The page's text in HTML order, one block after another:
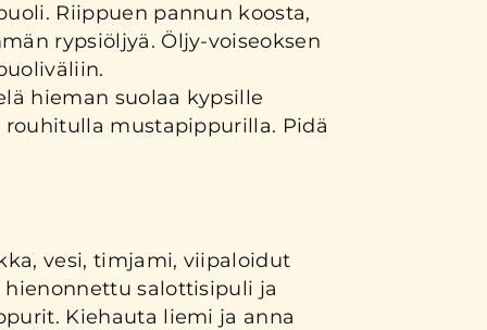
Riippuen pannun koosta,
rypsiöljyä. Öljy-voiseoksen
hieman suolaa kypsille
mustapippurilla. Pidä
vesi, timjami, viipaloidut
salottisipuli ja
Kiehauta liemi ja anna